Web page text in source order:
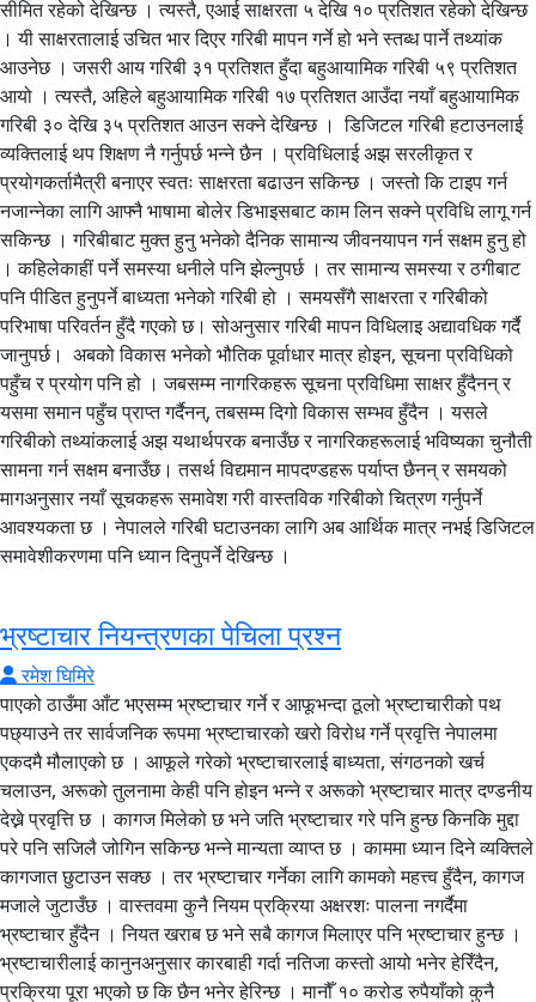
सीमित रहेको देखिन्छ । त्यस्तै, एआई साक्षरता ५ देखि १० प्रतिशत रहेको देखिन्छ
। यी साक्षरतालाई उचित भार दिएर गरिबी मापन गर्ने हो भने स्तब्ध पार्ने तथ्यांक
आउनेछ । जसरी आय गरिबी ३१ प्रतिशत हुँदा बहुआयामिक गरिबी ५९ प्रतिशत
आयो । त्यस्तै, अहिले बहुआयामिक गरिबी १७ प्रतिशत आउँदा नयाँ बहुआयामिक
गरिबी ३० देखि ३५ प्रतिशत आउन सक्ने देखिन्छ । डिजिटल गरिबी हटाउनलाई
व्यक्तिलाई थप शिक्षण नै गर्नुपर्छ भन्ने छैन । प्रविधिलाई अझ सरलीकृत र
प्रयोगकर्तामैत्री बनाएर स्वतः साक्षरता बढाउन सकिन्छ । जस्तो कि टाइप गर्न
नजान्नेका लागि आफ्नै भाषामा बोलेर डिभाइसबाट काम लिन सक्ने प्रविधि लागू गर्न
सकिन्छ । गरिबीबाट मुक्त हुनु भनेको दैनिक सामान्य जीवनयापन गर्न सक्षम हुनु हो
। कहिलेकाहीं पर्ने समस्या धनीले पनि झेल्नुपर्छ । तर सामान्य समस्या र ठगीबाट
पनि पीडित हुनुपर्ने बाध्यता भनेको गरिबी हो । समयसँगै साक्षरता र गरिबीको
परिभाषा परिवर्तन हुँदै गएको छ। सोअनुसार गरिबी मापन विधिलाइ अद्यावधिक गर्दै
जानुपर्छ। अबको विकास भनेको भौतिक पूर्वाधार मात्र होइन, सूचना प्रविधिको
पहुँच र प्रयोग पनि हो । जबसम्म नागरिकहरू सूचना प्रविधिमा साक्षर हुँदैनन् र
यसमा समान पहुँच प्राप्त गर्दैनन्, तबसम्म दिगो विकास सम्भव हुँदैन । यसले
गरिबीको तथ्यांकलाई अझ यथार्थपरक बनाउँछ र नागरिकहरूलाई भविष्यका चुनौती
सामना गर्न सक्षम बनाउँछ। तसर्थ विद्यमान मापदण्डहरू पर्याप्त छैनन् र समयको
मागअनुसार नयाँ सूचकहरू समावेश गरी वास्तविक गरिबीको चित्रण गर्नुपर्ने
आवश्यकता छ । नेपालले गरिबी घटाउनका लागि अब आर्थिक मात्र नभई डिजिटल
समावेशीकरणमा पनि ध्यान दिनुपर्ने देखिन्छ ।
भ्रष्टाचार नियन्त्रणका पेचिला प्रश्न
रमेश घिमिरे
पाएको ठाउँमा आँट भएसम्म भ्रष्टाचार गर्ने र आफूभन्दा ठूलो भ्रष्टाचारीको पथ
पछ्याउने तर सार्वजनिक रूपमा भ्रष्टाचारको खरो विरोध गर्ने प्रवृत्ति नेपालमा
एकदमै मौलाएको छ । आफूले गरेको भ्रष्टाचारलाई बाध्यता, संगठनको खर्च
चलाउन, अरूको तुलनामा केही पनि होइन भन्ने र अरूको भ्रष्टाचार मात्र दण्डनीय
देख्ने प्रवृत्ति छ । कागज मिलेको छ भने जति भ्रष्टाचार गरे पनि हुन्छ किनकि मुद्दा
परे पनि सजिलै जोगिन सकिन्छ भन्ने मान्यता व्याप्त छ । काममा ध्यान दिने व्यक्तिले
कागजात छुटाउन सक्छ । तर भ्रष्टाचार गर्नेका लागि कामको महत्त्व हुँदैन, कागज
मजाले जुटाउँछ । वास्तवमा कुनै नियम प्रक्रिया अक्षरशः पालना नगर्दैमा
भ्रष्टाचार हुँदैन । नियत खराब छ भने सबै कागज मिलाएर पनि भ्रष्टाचार हुन्छ ।
भ्रष्टाचारीलाई कानुनअनुसार कारबाही गर्दा नतिजा कस्तो आयो भनेर हेरिँदैन,
प्रक्रिया पूरा भएको छ कि छैन भनेर हेरिन्छ । मानौँ १० करोड रुपैयाँको कुनै